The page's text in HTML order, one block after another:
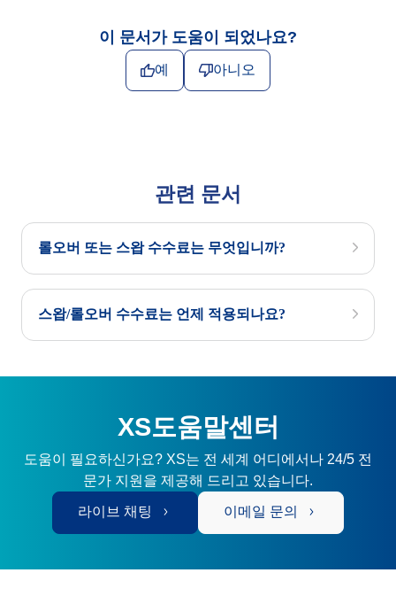
이 문서가 도움이 되었나요?
예 아니오
관련 문서
롤오버 또는 스왑 수수료는 무엇입니까?
스왑/롤오버 수수료는 언제 적용되나요?
XS도움말센터
도움이 필요하신가요? XS는 전 세계 어디에서나 24/5 전
문가 지원을 제공해 드리고 있습니다.
라이브 채팅 이메일 문의